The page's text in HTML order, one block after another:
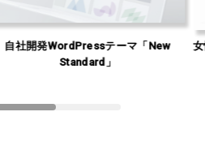
テーマ「New
女性有料・男